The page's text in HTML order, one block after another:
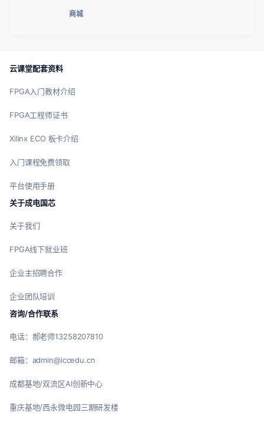
商城
云课堂配套资料
FPGA入门教材介绍
FPGA工程师证书
Xilinx ECO 板卡介绍
入门课程免费领取
平台使用手册
关于成电国芯
关于我们
FPGA线下就业班
企业主招聘合作
企业团队培训
咨询/合作联系
电话：郝老师13258207810
邮箱：admin@iccedu.cn
成都基地/双流区AI创新中心
重庆基地/西永微电园三期研发楼